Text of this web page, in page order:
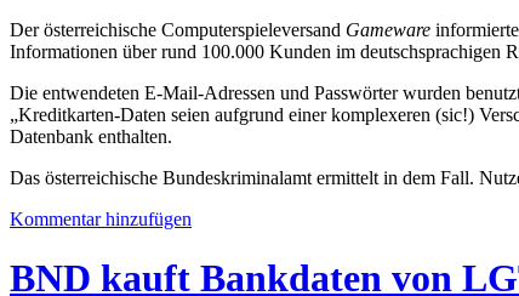
Der österreichische Computerspieleversand Gameware
Informationen über rund 100.000 Kunden im deutschsprachigen
Die entwendeten E-Mail-Adressen und Passwörter wurden
„Kreditkarten-Daten seien aufgrund einer komplexeren (sic!)
Datenbank enthalten.
Das österreichische Bundeskriminalamt ermittelt in dem Fall.
Kommentar hinzufügen
BND kauft Bankdaten von